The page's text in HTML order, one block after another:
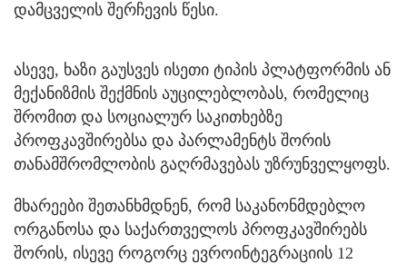
დამცველის შერჩევის წესი.
ასევე, ხაზი გაუსვეს ისეთი ტიპის პლატფორმის ან
მექანიზმის შექმნის აუცილებლობას, რომელიც
შრომით და სოციალურ საკითხებზე
პროფკავშირებსა და პარლამენტს შორის
თანამშრომლობის გაღრმავებას უზრუნველყოფს.
მხარეები შეთანხმდნენ, რომ საკანონმდებლო
ორგანოსა და საქართველოს პროფკავშირებს
შორის, ისევე როგორც ევროინტეგრაციის 12